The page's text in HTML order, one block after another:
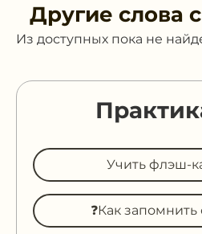
Другие слова с
Из доступных пока не
Учить флэш-
❓Как запомнить